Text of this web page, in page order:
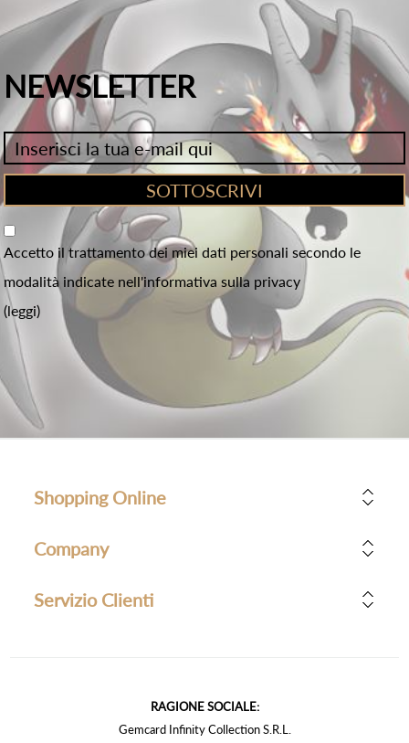
NEWSLETTER
Accetto il trattamento dei miei dati personali secondo le
modalità indicate nell'informativa sulla privacy
(leggi)
Shopping Online
Company
Servizio Clienti
RAGIONE SOCIALE:
Gemcard Infinity Collection S.R.L.